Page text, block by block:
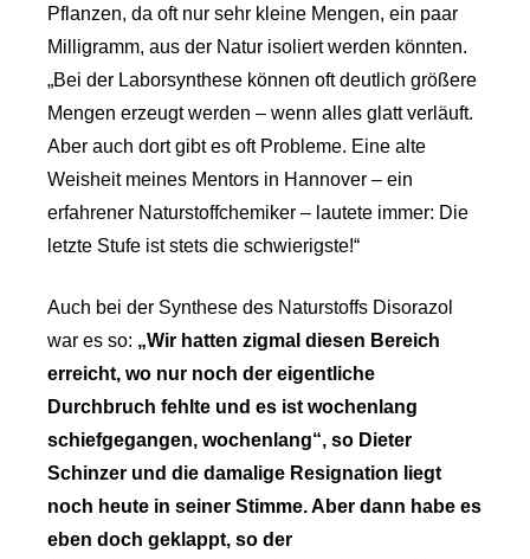
Pflanzen, da oft nur sehr kleine Mengen, ein paar
Milligramm, aus der Natur isoliert werden könnten.
„Bei der Laborsynthese können oft deutlich größere
Mengen erzeugt werden – wenn alles glatt verläuft.
Aber auch dort gibt es oft Probleme. Eine alte
Weisheit meines Mentors in Hannover – ein
erfahrener Naturstoffchemiker – lautete immer: Die
letzte Stufe ist stets die schwierigste!“
Auch bei der Synthese des Naturstoffs Disorazol
war es so: „Wir hatten zigmal diesen Bereich
erreicht, wo nur noch der eigentliche
Durchbruch fehlte und es ist wochenlang
schiefgegangen, wochenlang“, so Dieter
Schinzer und die damalige Resignation liegt
noch heute in seiner Stimme. Aber dann habe es
eben doch geklappt, so der